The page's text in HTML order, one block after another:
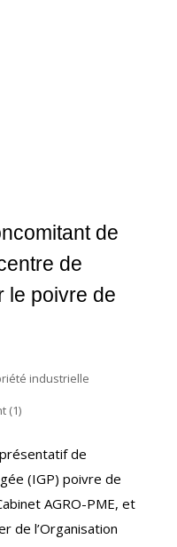
de
de
le poivre de
industrielle
(1)
de
(IGP) poivre de
AGRO-PME, et
de l’Organisation